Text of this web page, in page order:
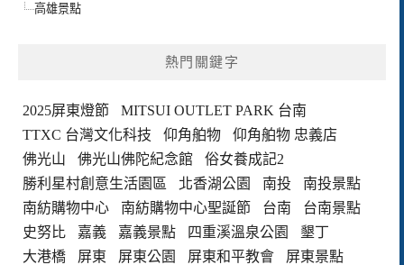
高雄景點
熱門關鍵字
2025屏東燈節
MITSUI OUTLET PARK 台南
TTXC 台灣文化科技
仰角舶物
仰角舶物 忠義店
佛光山
佛光山佛陀紀念館
俗女養成記2
勝利星村創意生活園區
北香湖公園 南投
南投景點
南紡購物中心
南紡購物中心聖誕節 台南
台南景點
史努比
嘉義 嘉義景點 四重溪溫泉公園
墾丁
大港橋
屏東 屏東公園 屏東和平教會
屏東景點